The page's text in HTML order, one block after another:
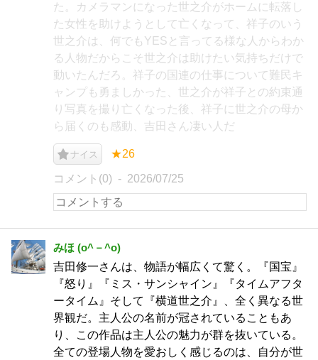
た。カメラマンになった世之介がホームに転落し
た女性を助けようとして亡くなって、祥子のいう
世之介は、何でもYESと言ってる様な人からわか
る人物だからこそ世之介は助けたい気持ちだけで
動いたんだろ。祥子の国連の仕事について難民キ
ャンプも勇ましかった、世之介が祥子との約束通
り写真を撮り亡くなった後、祥子に世之介の母か
ら届くのも感動、吉田さん凄い人だ
ナイス ★26
コメント(0) 2026/07/25
みほ (o^－^o)
吉田修一さんは、物語が幅広くて驚く。『国宝』
『怒り』『ミス・サンシャイン』『タイムアフタ
ータイム』そして『横道世之介』、全く異なる世
界観だ。主人公の名前が冠されていることもあ
り、この作品は主人公の魅力が群を抜いている。
全ての登場人物を愛おしく感じるのは、自分が世